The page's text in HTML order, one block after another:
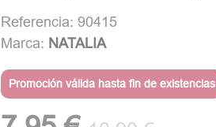
Referencia: 90415
Marca: NATALIA
Promoción válida hasta fin de existencias